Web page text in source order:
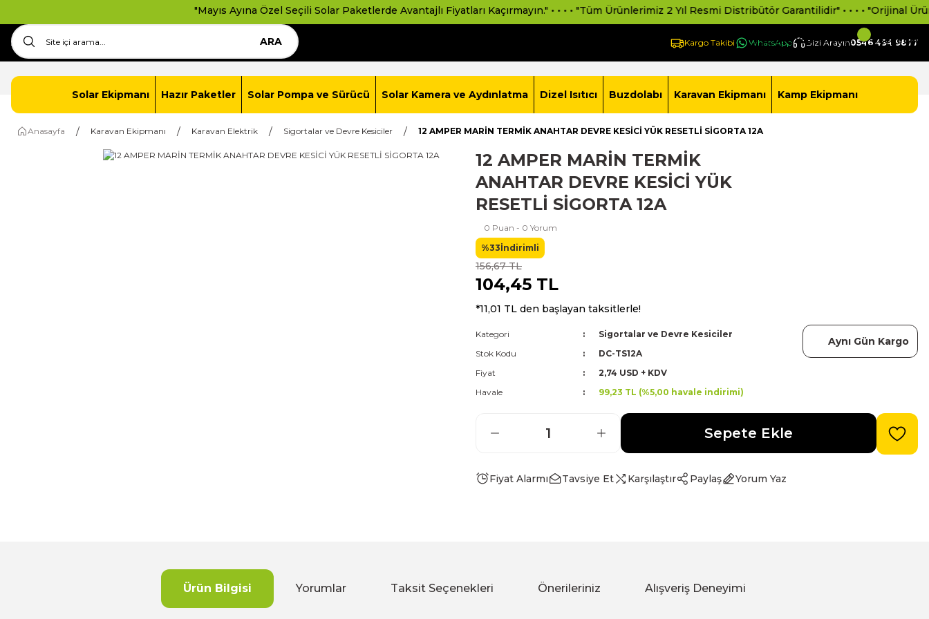
"Mayıs Ayına Özel Seçili Solar Paketlerde Avantajlı Fiyatları Kaçırmayın." • • • • "Tüm Ürünlerimiz 2 Yıl Resmi Distribütör Garantilidir" • • • • "Orijinal Ürün
Anasayfa İletişim Solar Paket Oluştur Kargo Takibi WhatsApp Bizi Arayın0546 494 9877
ARA Giriş Yap -Yeni Üye Ol Sepetim
Solar Ekipmanı Hazır Paketler Solar Pompa ve Sürücü Solar Kamera ve Aydınlatma Dizel Isıtıcı Buzdolabı Karavan Ekipmanı Kamp Ekipmanı
Anasayfa Karavan Ekipmanı Karavan Elektrik Sigortalar ve Devre Kesiciler 12 AMPER MARİN TERMİK ANAHTAR DEVRE KESİCİ YÜK RESETLİ SİGORTA 12A
12 AMPER MARİN TERMİK
ANAHTAR DEVRE KESİCİ YÜK
RESETLİ SİGORTA 12A
0 Puan - 0 Yorum
%33İndirimli
156,67 TL
104,45 TL
*11,01 TL den başlayan taksitlerle!
Kategori
Sigortalar ve Devre Kesiciler
Stok Kodu
DC-TS12A
Fiyat
2,74 USD + KDV
Havale
99,23 TL (%5,00 havale indirimi)
Aynı Gün Kargo
Sepete Ekle
Fiyat Alarmı Tavsiye Et Karşılaştır Paylaş Yorum Yaz
Ürün Bilgisi Yorumlar Taksit Seçenekleri Önerileriniz Alışveriş Deneyimi